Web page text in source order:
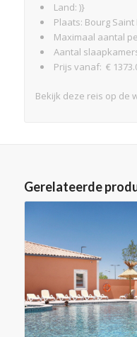
Land: )}
Plaats: Bourg
Maximaal aantal
Aantal
Prijs vanaf: €
Bekijk deze reis op de
Gerelateerde